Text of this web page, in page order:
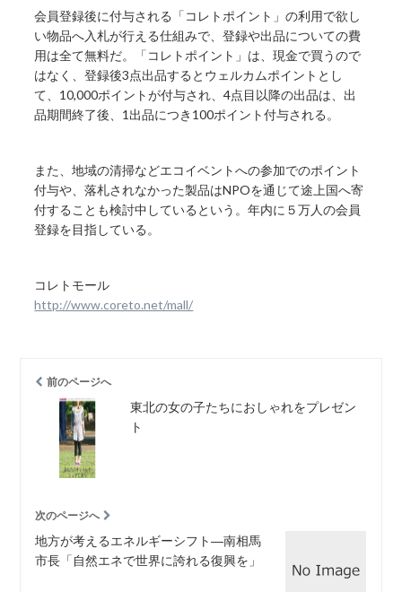
会員登録後に付与される「コレトポイント」の利用で欲し
い物品へ入札が行える仕組みで、登録や出品についての費
用は全て無料だ。「コレトポイント」は、現金で買うので
はなく、登録後3点出品するとウェルカムポイントとし
て、10,000ポイントが付与され、4点目以降の出品は、出
品期間終了後、1出品につき100ポイント付与される。
また、地域の清掃などエコイベントへの参加でのポイント
付与や、落札されなかった製品はNPOを通じて途上国へ寄
付することも検討中しているという。年内に５万人の会員
登録を目指している。
コレトモール
http://www.coreto.net/mall/
前のページへ
東北の女の子たちにおしゃれをプレゼン
ト
次のページへ
地方が考えるエネルギーシフト―南相馬
市長「自然エネで世界に誇れる復興を」